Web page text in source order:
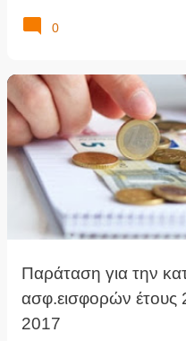
0
Παράταση για την
ασφ.εισφορών έτους
2017